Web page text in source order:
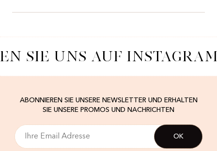
SIE UNS AUF INSTAGRAM
ABONNIEREN SIE UNSERE NEWSLETTER UND ERHALTEN
SIE UNSERE PROMOS UND NACHRICHTEN